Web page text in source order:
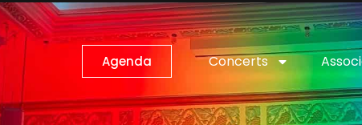
Agenda Concerts